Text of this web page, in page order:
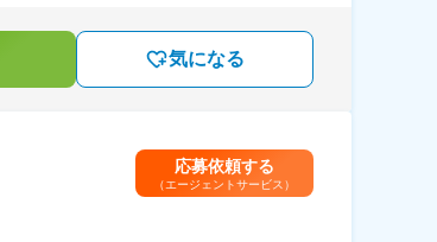
気になる
応募依頼する
（エージェントサービス）